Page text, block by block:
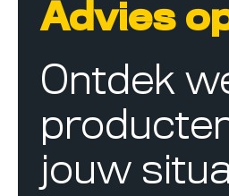
Advies
Ontdek
jouw